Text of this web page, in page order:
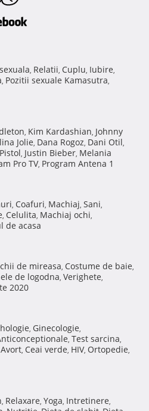
, Relatii, Cuplu, Iubire,
, Pozitii sexuale Kamasutra,
, Kim Kardashian, Johnny
Jolie, Dana Rogoz, Dani Otil,
, Justin Bieber, Melania
Pro TV, Program Antena 1
, Coafuri, Machiaj, Sani,
, Celulita, Machiaj ochi,
de acasa
de mireasa, Costume de baie,
de logodna, Verighete,
2020
, Ginecologie,
, Test sarcina,
Avort, Ceai verde, HIV, Ortopedie,
, Relaxare, Yoga, Intretinere,